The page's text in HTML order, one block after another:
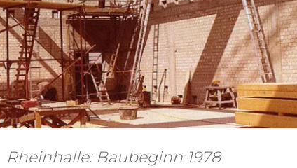
Rheinhalle: Baubeginn 1978